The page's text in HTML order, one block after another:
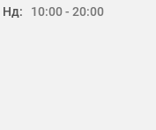
Нд:
10:00 - 20:00